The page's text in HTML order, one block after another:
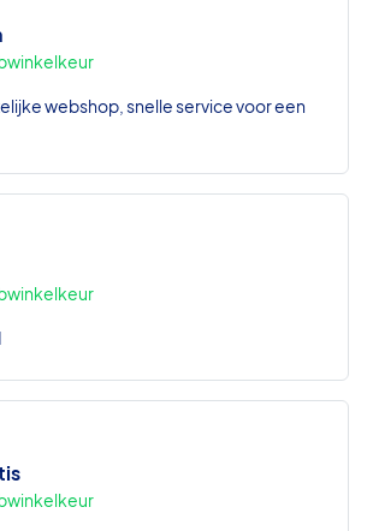
webshop, snelle service voor een